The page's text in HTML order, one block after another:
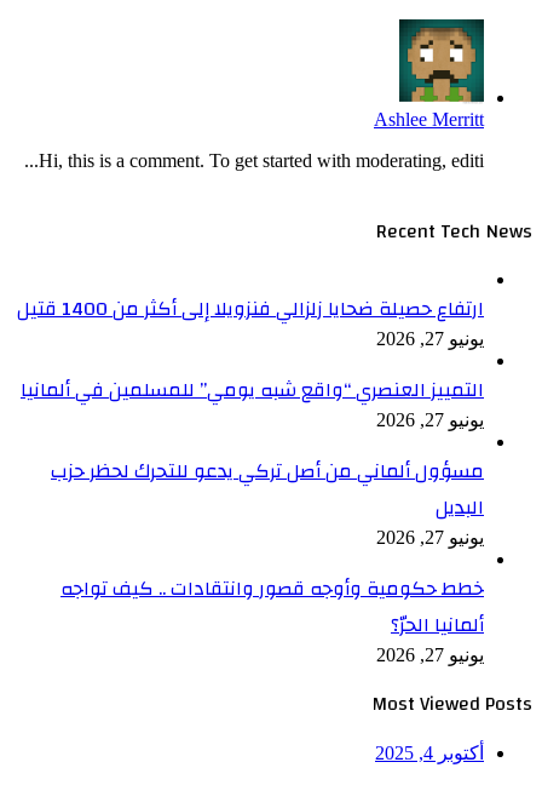
Ashlee Merritt
Hi, this is a comment. To get started with moderating, editi...
Recent Tech News
ارتفاع حصيلة ضحايا زلزالي فنزويلا إلى أكثر من 1400 قتيل
يونيو 27, 2026
التمييز العنصري “واقع شبه يومي” للمسلمين في ألمانيا
يونيو 27, 2026
مسؤول ألماني من أصل تركي يدعو للتحرك لحظر حزب
البديل
يونيو 27, 2026
خطط حكومية وأوجه قصور وانتقادات .. كيف تواجه
ألمانيا الحرّ؟
يونيو 27, 2026
Most Viewed Posts
أكتوبر 4, 2025